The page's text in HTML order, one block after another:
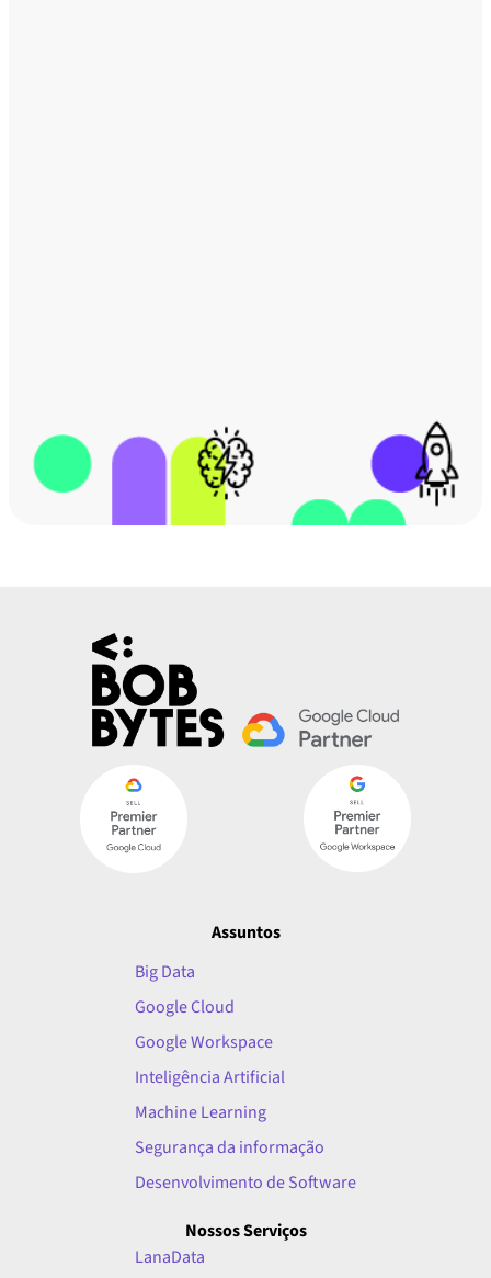
Assuntos
Big Data
Google Cloud
Google Workspace
Inteligência Artificial
Machine Learning
Segurança da informação
Desenvolvimento de Software
Nossos Serviços
LanaData